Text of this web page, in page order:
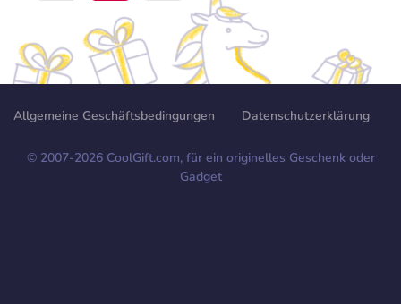
Allgemeine Geschäftsbedingungen Datenschutzerklärung
© 2007-2026CoolGift.com, für ein originelles Geschenk oder
Gadget